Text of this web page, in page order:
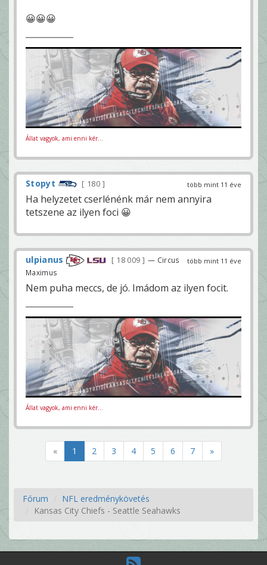
😀😀😀
Állat vagyok, ami enni kér...
több mint 11 éve
Stopyt 180
Ha helyzetet cserlénénk már nem annyira
tetszene az ilyen foci 😀
több mint 11 éve
ulpianus 18 009
— Circus
Maximus
Nem puha meccs, de jó. Imádom az ilyen focit.
Állat vagyok, ami enni kér...
« 1 2 3 4 5 6 7 »
Fórum
NFL eredménykövetés
Kansas City Chiefs - Seattle Seahawks